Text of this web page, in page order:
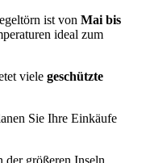
ist von Mai bis
ideal zum
viele geschützte
Sie Ihre Einkäufe
der größeren Inseln